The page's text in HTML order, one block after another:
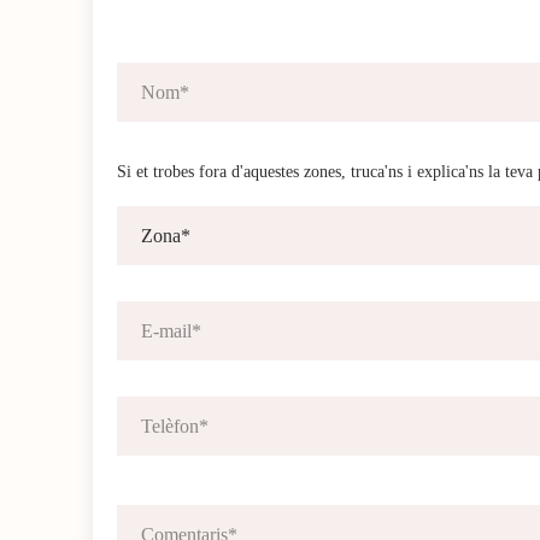
Si et trobes fora d'aquestes zones, truca'ns i explica'ns la teva